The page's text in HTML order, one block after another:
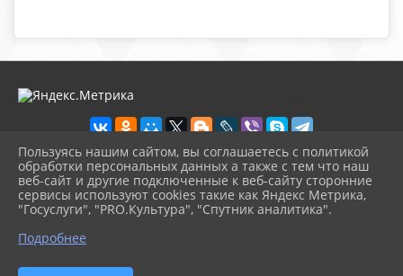
2026 г. konbibl.okusp.ru
Вход
Карта сайта
Политика обработки персональных данных
Сделано на KubCMS
Пользуясь нашим сайтом, вы соглашаетесь с политикой
обработки персональных данных а также с тем что наш
веб-сайт и другие подключенные к веб-сайту сторонние
сервисы используют cookies такие как Яндекс Метрика,
"Госуслуги", "PRO.Культура", "Спутник аналитика".
Подробнее